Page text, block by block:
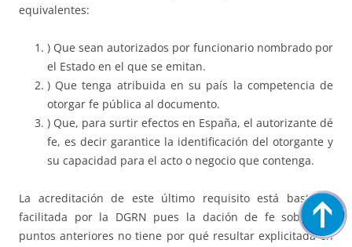
equivalentes:
) Que sean autorizados por funcionario nombrado por
el Estado en el que se emitan.
) Que tenga atribuida en su país la competencia de
otorgar fe pública al documento.
) Que, para surtir efectos en España, el autorizante dé
fe, es decir garantice la identificación del otorgante y
su capacidad para el acto o negocio que contenga.
La acreditación de este último requisito está bastante
facilitada por la DGRN pues la dación de fe sobre los
puntos anteriores no tiene por qué resultar explicitada en